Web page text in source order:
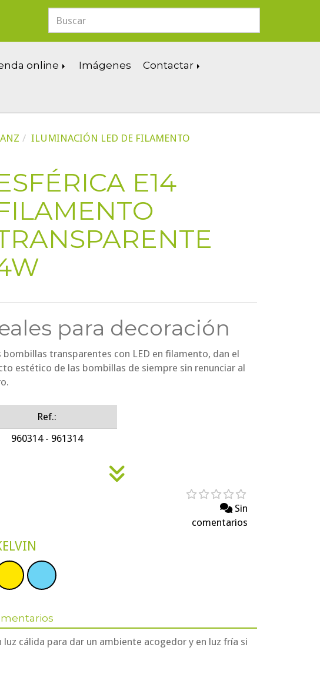
online Imágenes
Contactar
ILUMINACIÓN LED DE FILAMENTO
E14
para decoración
bombillas transparentes con LED en filamento, dan el
estético de las bombillas de siempre sin renunciar al
Ref.:
960314 - 961314
Sin
comentarios
cálida para dar un ambiente acogedor y en luz fría si